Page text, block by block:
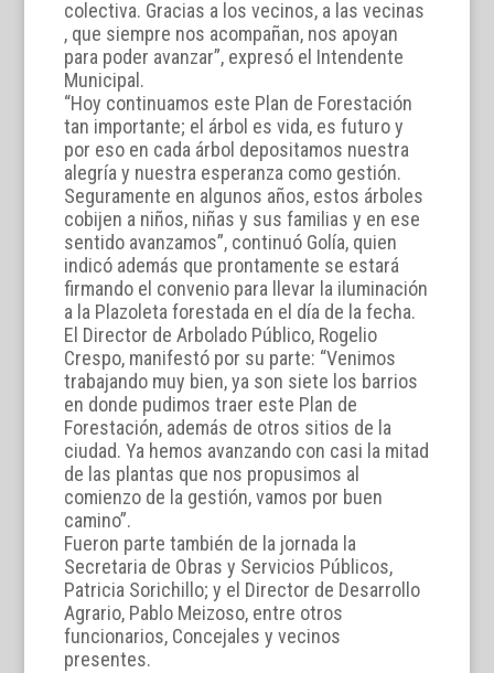
colectiva. Gracias a los vecinos, a las vecinas
, que siempre nos acompañan, nos apoyan
para poder avanzar”, expresó el Intendente
Municipal.
“Hoy continuamos este Plan de Forestación
tan importante; el árbol es vida, es futuro y
por eso en cada árbol depositamos nuestra
alegría y nuestra esperanza como gestión.
Seguramente en algunos años, estos árboles
cobijen a niños, niñas y sus familias y en ese
sentido avanzamos”, continuó Golía, quien
indicó además que prontamente se estará
firmando el convenio para llevar la iluminación
a la Plazoleta forestada en el día de la fecha.
El Director de Arbolado Público, Rogelio
Crespo, manifestó por su parte: “Venimos
trabajando muy bien, ya son siete los barrios
en donde pudimos traer este Plan de
Forestación, además de otros sitios de la
ciudad. Ya hemos avanzando con casi la mitad
de las plantas que nos propusimos al
comienzo de la gestión, vamos por buen
camino”.
Fueron parte también de la jornada la
Secretaria de Obras y Servicios Públicos,
Patricia Sorichillo; y el Director de Desarrollo
Agrario, Pablo Meizoso, entre otros
funcionarios, Concejales y vecinos
presentes.